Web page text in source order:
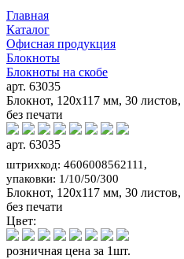
Главная
Каталог
Офисная продукция
Блокноты
Блокноты на скобе
арт. 63035
Блокнот, 120х117 мм, 30
без печати
арт. 63035
штрихкод: 4606008562111,
упаковки: 1/10/50/300
Блокнот, 120х117 мм, 30
без печати
Цвет:
розничная цена за 1шт.